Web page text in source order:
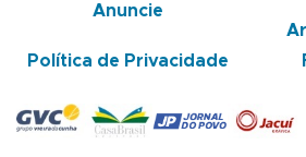
Anuncie
Política de Privacidade